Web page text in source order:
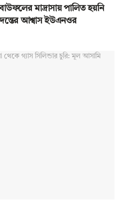
মাদ্রাসায় পালিত হয়নি
আশ্বাস ইউএনওর